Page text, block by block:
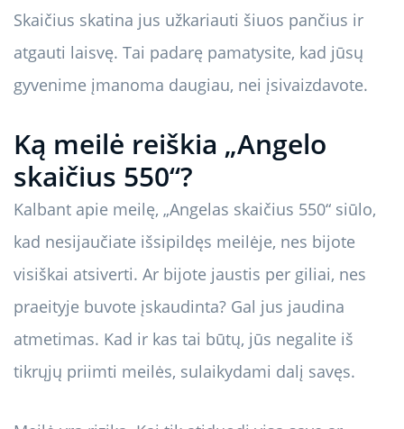
Skaičius skatina jus užkariauti šiuos pančius ir
atgauti laisvę. Tai padarę pamatysite, kad jūsų
gyvenime įmanoma daugiau, nei įsivaizdavote.
Ką meilė reiškia „Angelo
skaičius 550“?
Kalbant apie meilę, „Angelas skaičius 550“ siūlo,
kad nesijaučiate išsipildęs meilėje, nes bijote
visiškai atsiverti. Ar bijote jaustis per giliai, nes
praeityje buvote įskaudinta? Gal jus jaudina
atmetimas. Kad ir kas tai būtų, jūs negalite iš
tikrųjų priimti meilės, sulaikydami dalį savęs.